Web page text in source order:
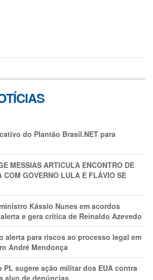
do Plantão Brasil.NET para
MESSIAS ARTICULA ENCONTRO DE
COM GOVERNO LULA E FLÁVIO SE
Kássio Nunes em acordos
e gera crítica de Reinaldo Azevedo
alerta para riscos ao processo legal em
André Mendonça
PL sugere ação militar dos EUA contra
alvo de denúncias